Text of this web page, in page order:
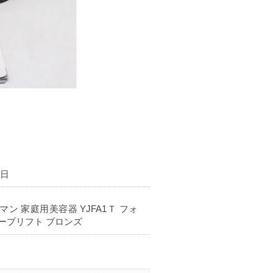
ン 家庭用美容器 YJFA1Ｔ フォ
プリフト ブロンズ